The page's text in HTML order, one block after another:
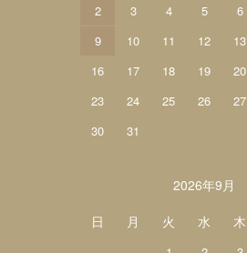
2
3 4 5 6
9
10 11 12 13
16
17 18 19 20
23
24 25 26 27
30
31
2026年9月
日
月 火 水 木